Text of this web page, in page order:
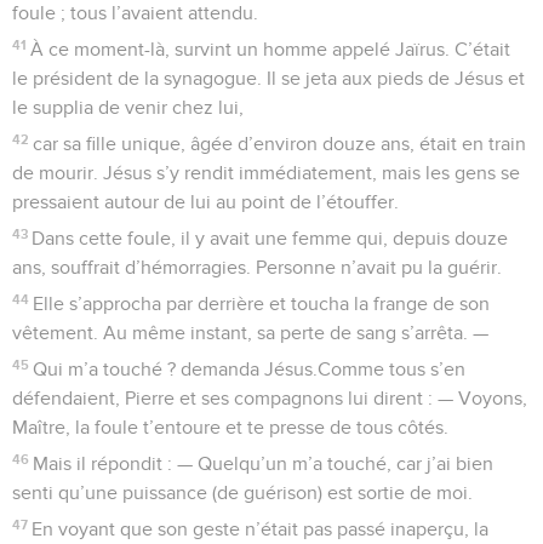
foule ; tous l’avaient attendu.
41 À ce moment-là, survint un homme appelé Jaïrus. C’était
le président de la synagogue. Il se jeta aux pieds de Jésus et
le supplia de venir chez lui,
42 car sa fille unique, âgée d’environ douze ans, était en train
de mourir. Jésus s’y rendit immédiatement, mais les gens se
pressaient autour de lui au point de l’étouffer.
43 Dans cette foule, il y avait une femme qui, depuis douze
ans, souffrait d’hémorragies. Personne n’avait pu la guérir.
44 Elle s’approcha par derrière et toucha la frange de son
vêtement. Au même instant, sa perte de sang s’arrêta. —
45 Qui m’a touché ? demanda Jésus.Comme tous s’en
défendaient, Pierre et ses compagnons lui dirent : — Voyons,
Maître, la foule t’entoure et te presse de tous côtés.
46 Mais il répondit : — Quelqu’un m’a touché, car j’ai bien
senti qu’une puissance (de guérison) est sortie de moi.
47 En voyant que son geste n’était pas passé inaperçu, la